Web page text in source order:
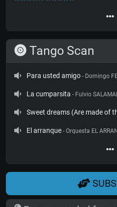
Tango Scan
Para usted amigo - Domingo
La cumparsita - Fulvio
Sweet dreams (Are made of
El arranque - Orquesta EL